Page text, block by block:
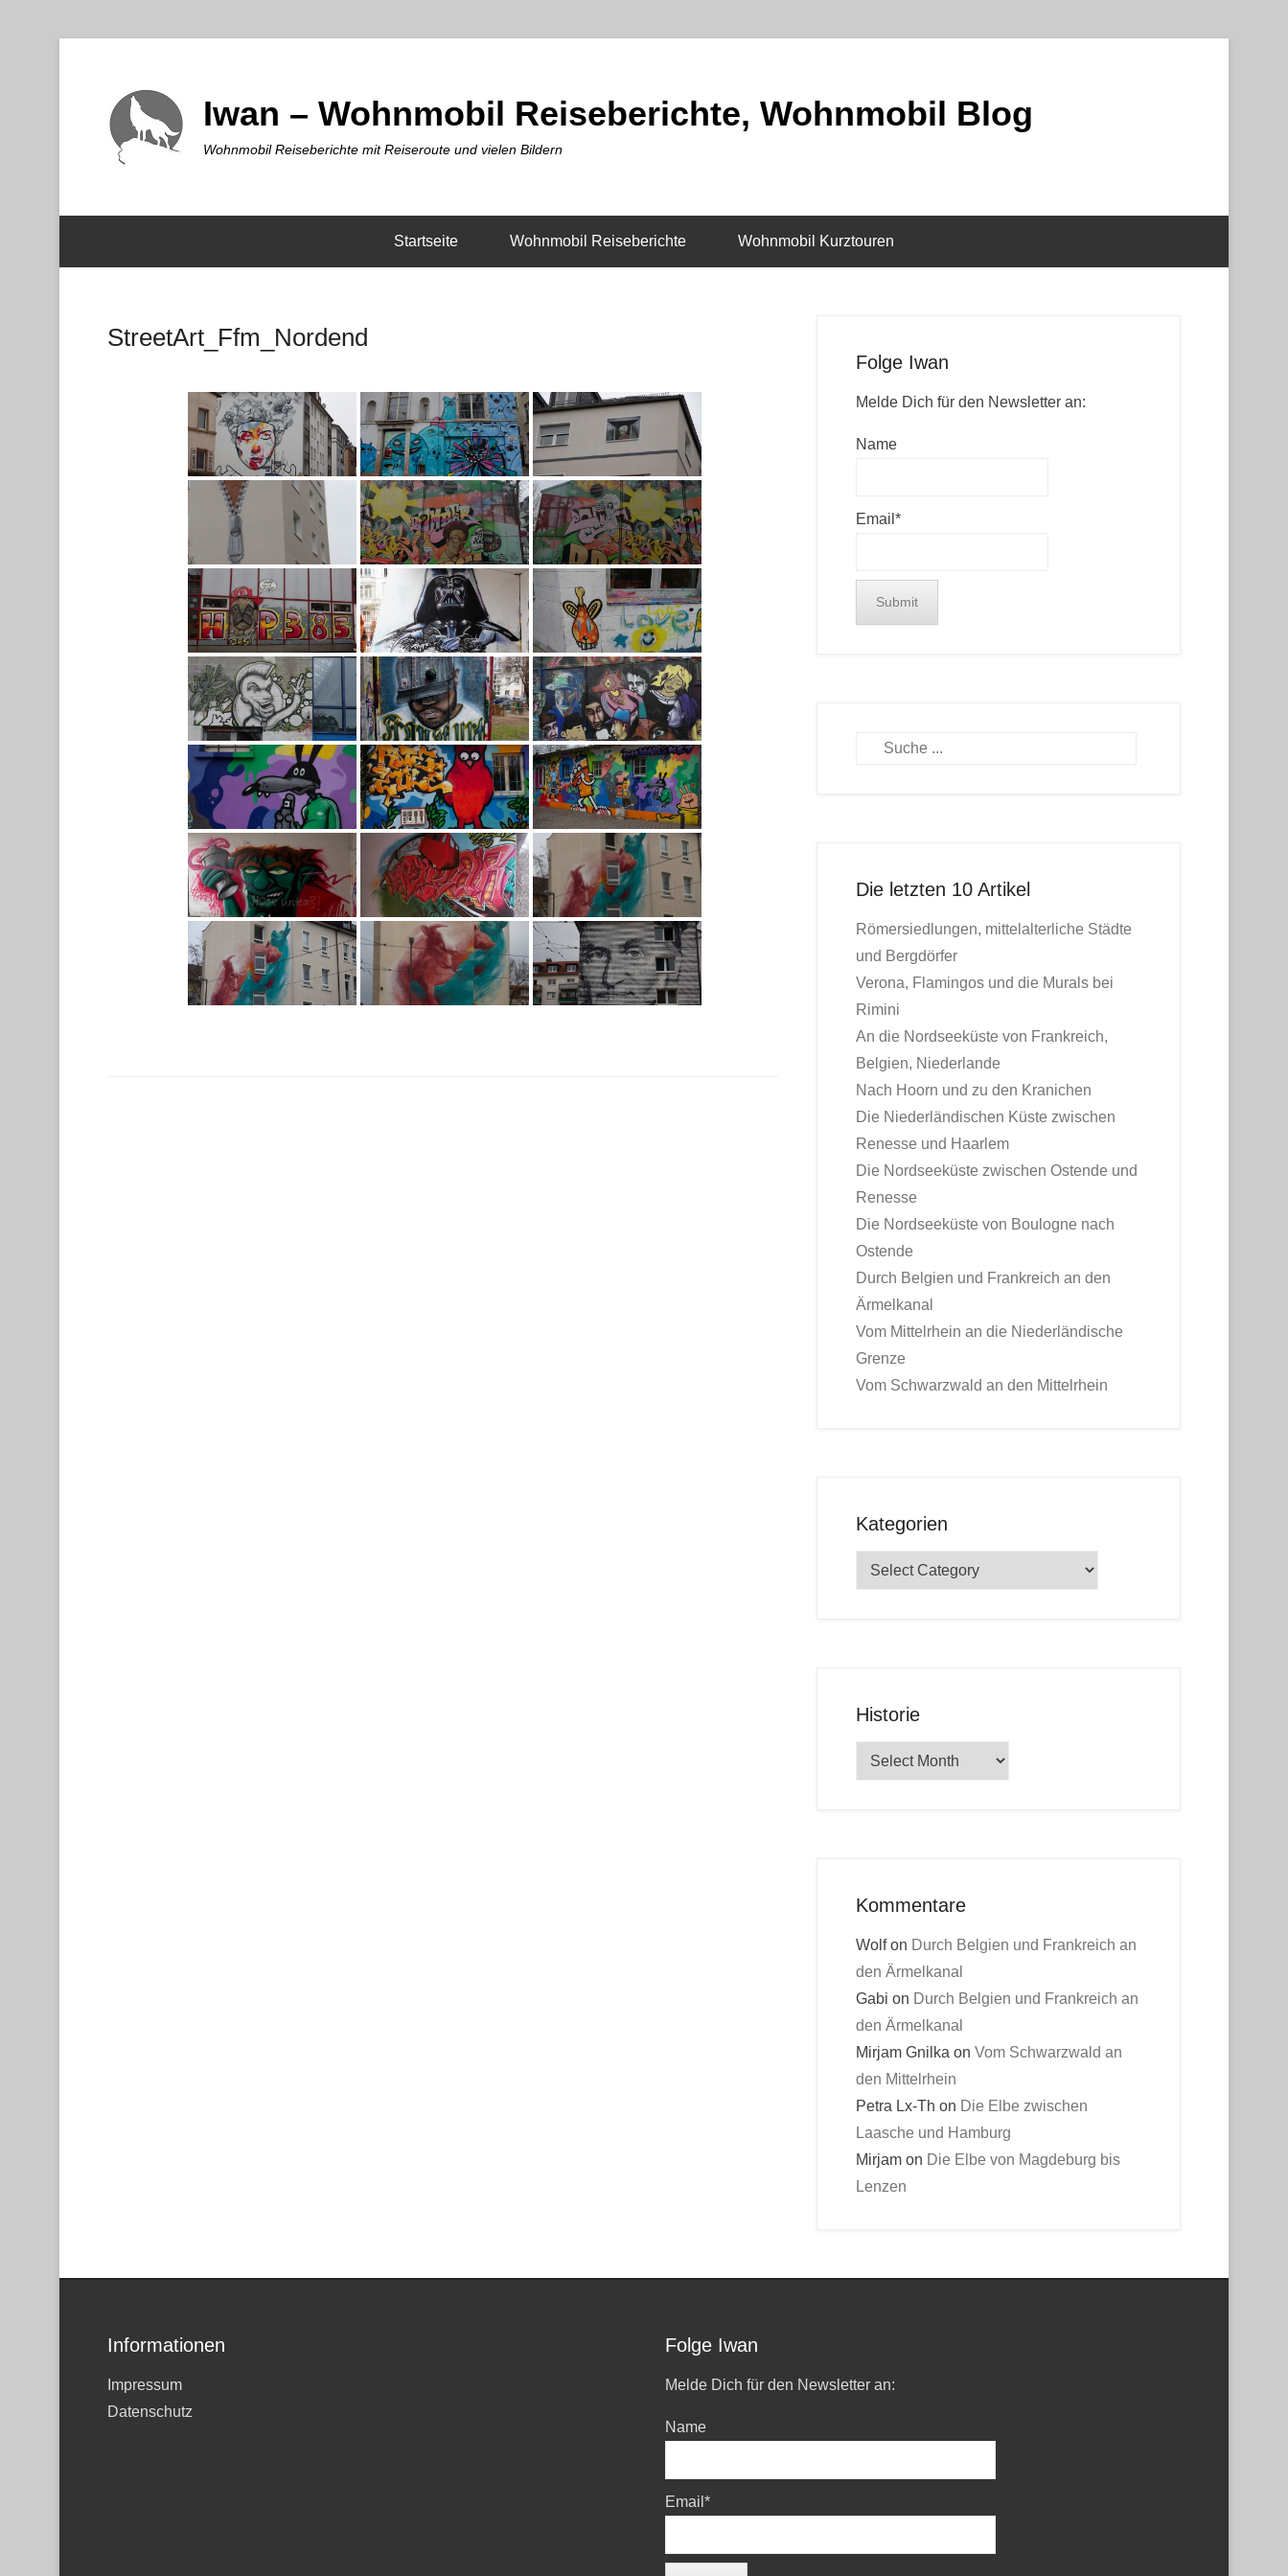
Iwan – Wohnmobil Reiseberichte, Wohnmobil Blog
Wohnmobil Reiseberichte mit Reiseroute und vielen Bildern
Startseite Wohnmobil Reiseberichte Wohnmobil Kurztouren
StreetArt_Ffm_Nordend
Folge Iwan
Melde Dich für den Newsletter an:
Name
Email*
Search
Die letzten 10 Artikel
Römersiedlungen, mittelalterliche Städte
und Bergdörfer
Verona, Flamingos und die Murals bei
Rimini
An die Nordseeküste von Frankreich,
Belgien, Niederlande
Nach Hoorn und zu den Kranichen
Die Niederländischen Küste zwischen
Renesse und Haarlem
Die Nordseeküste zwischen Ostende und
Renesse
Die Nordseeküste von Boulogne nach
Ostende
Durch Belgien und Frankreich an den
Ärmelkanal
Vom Mittelrhein an die Niederländische
Grenze
Vom Schwarzwald an den Mittelrhein
Kategorien
Kategorien
Historie
Historie
Kommentare
Wolfon Durch Belgien und Frankreich an
den Ärmelkanal
Gabi on Durch Belgien und Frankreich an
den Ärmelkanal
Mirjam Gnilka on Vom Schwarzwald an
den Mittelrhein
Petra Lx-Th on Die Elbe zwischen
Laasche und Hamburg
Mirjam on Die Elbe von Magdeburg bis
Lenzen
Informationen
Impressum
Datenschutz
Folge Iwan
Melde Dich für den Newsletter an:
Name
Email*